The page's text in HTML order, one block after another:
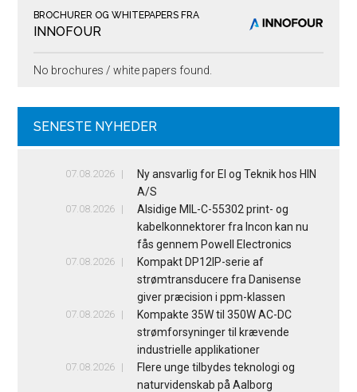
BROCHURER OG WHITEPAPERS FRA
INNOFOUR
No brochures / white papers found.
SENESTE NYHEDER
07.08.2026
Ny ansvarlig for El og Teknik hos HIN
A/S
07.08.2026
Alsidige MIL-C-55302 print- og
kabelkonnektorer fra Incon kan nu
fås gennem Powell Electronics
07.08.2026
Kompakt DP12IP-serie af
strømtransducere fra Danisense
giver præcision i ppm-klassen
07.08.2026
Kompakte 35W til 350W AC-DC
strømforsyninger til krævende
industrielle applikationer
07.08.2026
Flere unge tilbydes teknologi og
naturvidenskab på Aalborg